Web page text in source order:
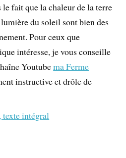
fait que la chaleur de la terre
du soleil sont bien des
Pour ceux que
intéresse, je vous conseille
Youtubema Ferme
instructive et drôle de
texte intégral